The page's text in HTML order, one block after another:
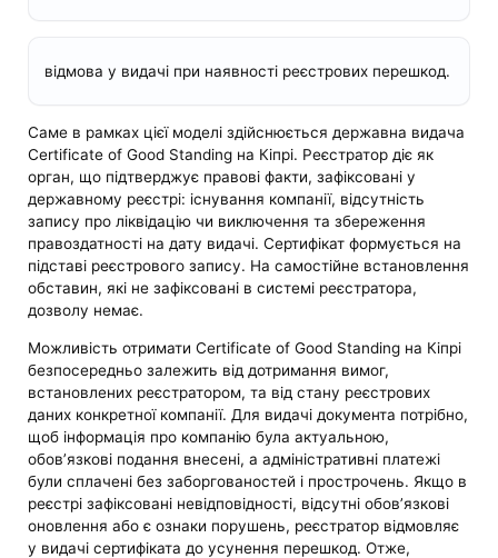
відмова у видачі при наявності реєстрових перешкод.
Саме в рамках цієї моделі здійснюється державна видача
Certificate of Good Standing на Кіпрі. Реєстратор діє як
орган, що підтверджує правові факти, зафіксовані у
державному реєстрі: існування компанії, відсутність
запису про ліквідацію чи виключення та збереження
правоздатності на дату видачі. Сертифікат формується на
підставі реєстрового запису. На самостійне встановлення
обставин, які не зафіксовані в системі реєстратора,
дозволу немає.
Можливість отримати Certificate of Good Standing на Кіпрі
безпосередньо залежить від дотримання вимог,
встановлених реєстратором, та від стану реєстрових
даних конкретної компанії. Для видачі документа потрібно,
щоб інформація про компанію була актуальною,
обов’язкові подання внесені, а адміністративні платежі
були сплачені без заборгованостей і прострочень. Якщо в
реєстрі зафіксовані невідповідності, відсутні обов’язкові
оновлення або є ознаки порушень, реєстратор відмовляє
у видачі сертифіката до усунення перешкод. Отже,